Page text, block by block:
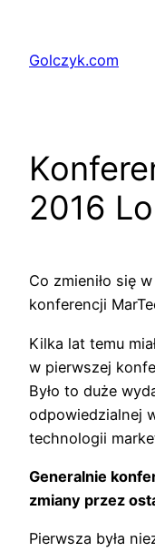
treściGolczyk.com
2016
Co zmieniło się
konferencji
Kilka lat temu
w pierwszej
Było to duże
odpowiedzialnej
technologii
Generalnie
zmiany przez
Pierwsza była